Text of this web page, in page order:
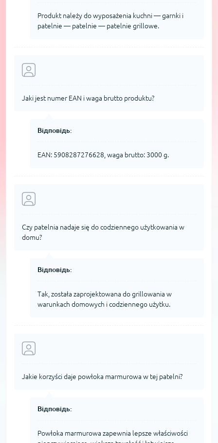
Produkt należy do wyposażenia kuchni — garnki i
patelnie — patelnie — patelnie grillowe.
Jaki jest numer EAN i waga brutto produktu?
Відповідь:
EAN: 5908287276628, waga brutto: 3000 g.
Czy patelnia nadaje się do codziennego użytkowania w
domu?
Відповідь:
Tak, została zaprojektowana do grillowania w
warunkach domowych i codziennego użytku.
Jakie korzyści daje powłoka marmurowa w tej patelni?
Відповідь:
Powłoka marmurowa zapewnia lepsze właściwości